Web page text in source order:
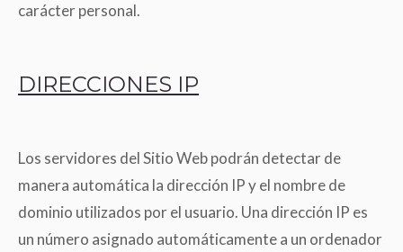
carácter personal.
DIRECCIONES IP
Los servidores del Sitio Web podrán detectar de
manera automática la dirección IP y el nombre de
dominio utilizados por el usuario. Una dirección IP es
un número asignado automáticamente a un ordenador